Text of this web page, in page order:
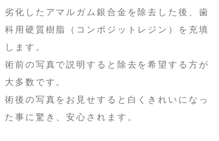
劣化したアマルガム銀合金を除去した後、歯
科用硬質樹脂（コンポジットレジン）を充填
します。
術前の写真で説明すると除去を希望する方が
大多数です。
術後の写真をお見せすると白くきれいになっ
た事に驚き、安心されます。